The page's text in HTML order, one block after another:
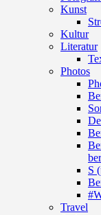
Kunst
Kultur
Literatur
Photos
S
Travel